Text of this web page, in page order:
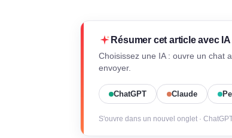
Résumer cet article avec IA
Choisissez une IA : ouvre un chat
envoyer.
ChatGPT Claude
S'ouvre dans un nouvel onglet ·